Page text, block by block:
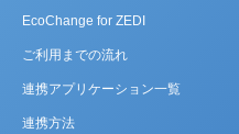
EcoChange for ZEDI
ご利用までの流れ
連携アプリケーション一覧
連携方法